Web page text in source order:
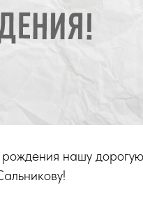
нашу